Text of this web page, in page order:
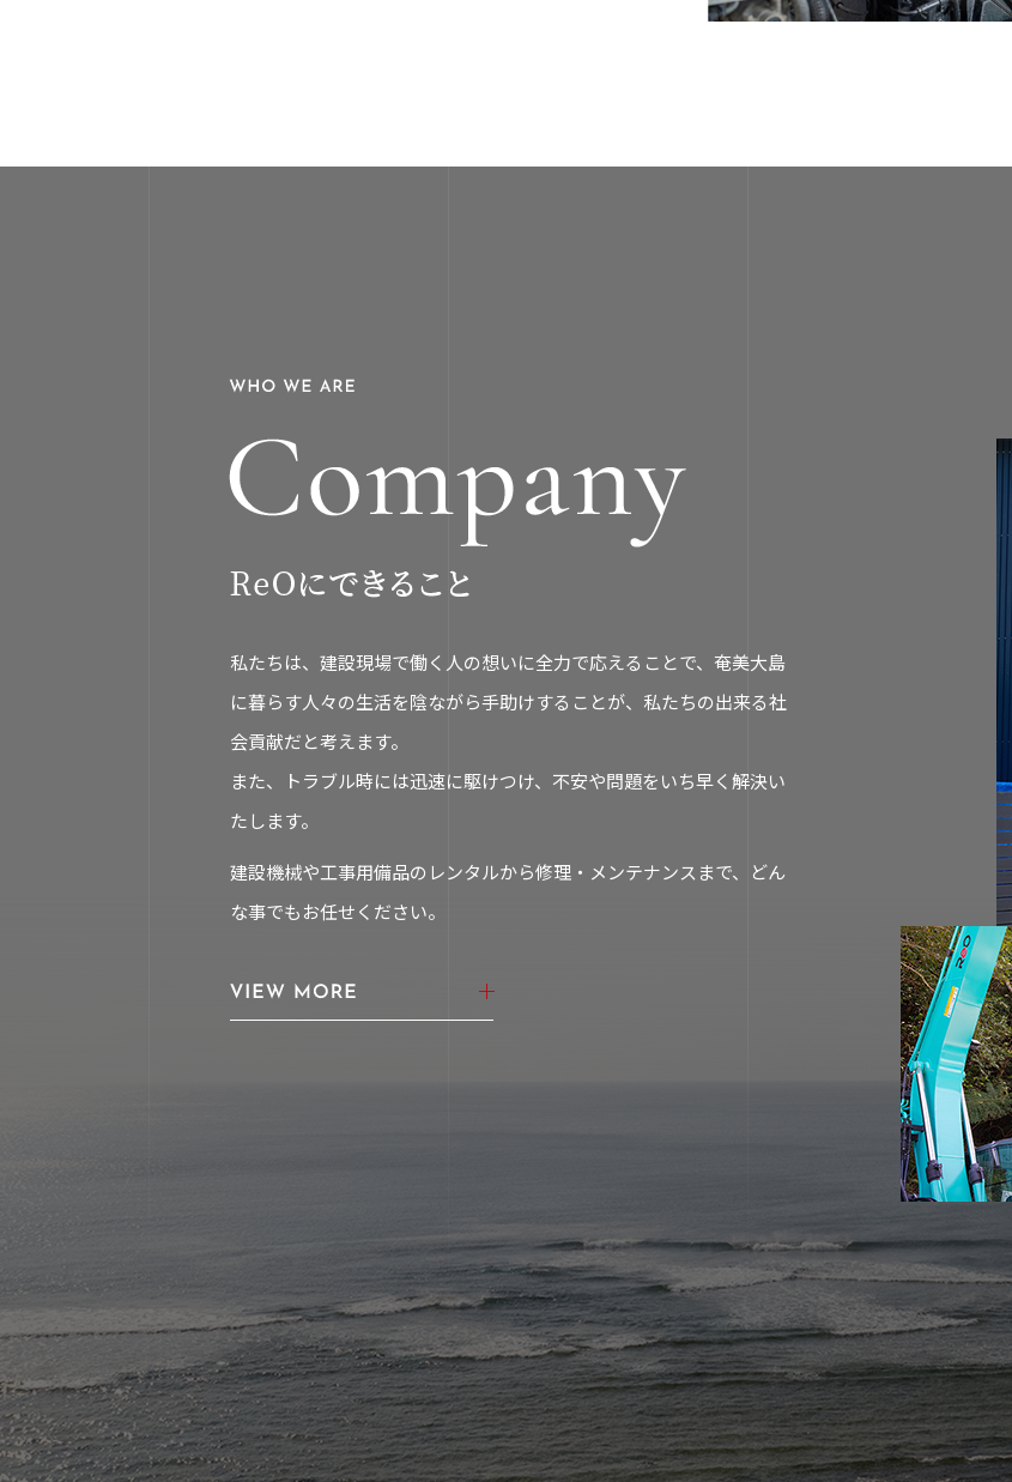
私たちは、建設現場で働く人の想いに全力で応えることで、奄美大島
に暮らす人々の生活を陰ながら手助けすることが、私たちの出来る社
会貢献だと考えます。
また、トラブル時には迅速に駆けつけ、不安や問題をいち早く解決い
たします。
建設機械や工事用備品のレンタルから修理・メンテナンスまで、どん
な事でもお任せください。